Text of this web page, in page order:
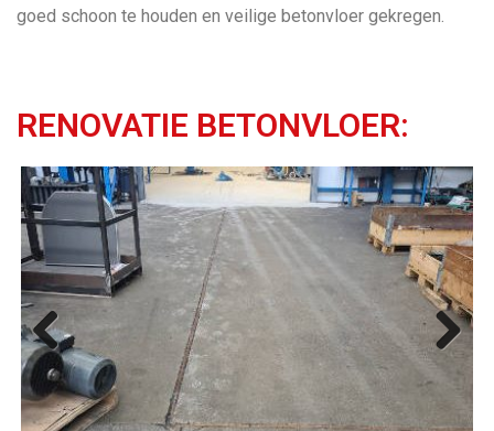
goed schoon te houden en veilige betonvloer gekregen.
RENOVATIE BETONVLOER:
Previ
ous
Next